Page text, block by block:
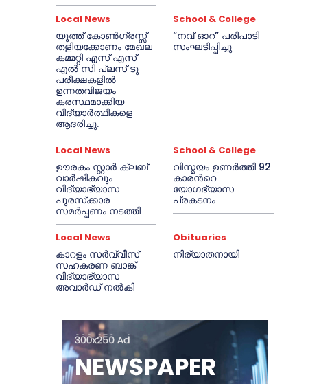
Local News
യൂത്ത് കോൺഗ്രസ്സ്
തളിയക്കോണം മേഖല
കമ്മറ്റി എസ് എസ്
എൽ സി പ്ലസ് ടു
പരീക്ഷകളിൽ
ഉന്നതവിജയം
കരസ്ഥമാക്കിയ
വിദ്യാർത്ഥികളെ
ആദരിച്ചു.
School & College
“നവ് ഓറ” പരിപാടി
സംഘടിപ്പിച്ചു
Local News
ഊരകം സ്റ്റാർ ക്ലബ്
വാർഷികവും
വിദ്യാഭ്യാസ
പുരസ്‌ക്കാര
സമർപ്പണം നടത്തി
School & College
വിസ്മയം ഉണർത്തി 92
കാരൻറെ
യോഗഭ്യാസ
പ്രകടനം
Local News
കാറളം സർവ്വീസ്
സഹകരണ ബാങ്ക്
വിദ്യാഭ്യാസ
അവാർഡ് നൽകി
Obituaries
നിര്യാതനായി